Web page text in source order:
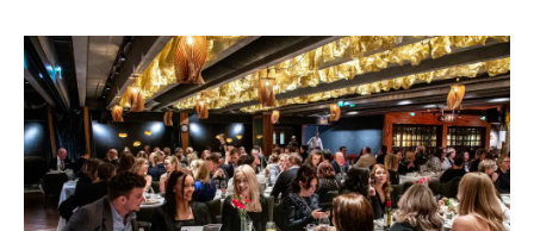
Tag:
hästfesten